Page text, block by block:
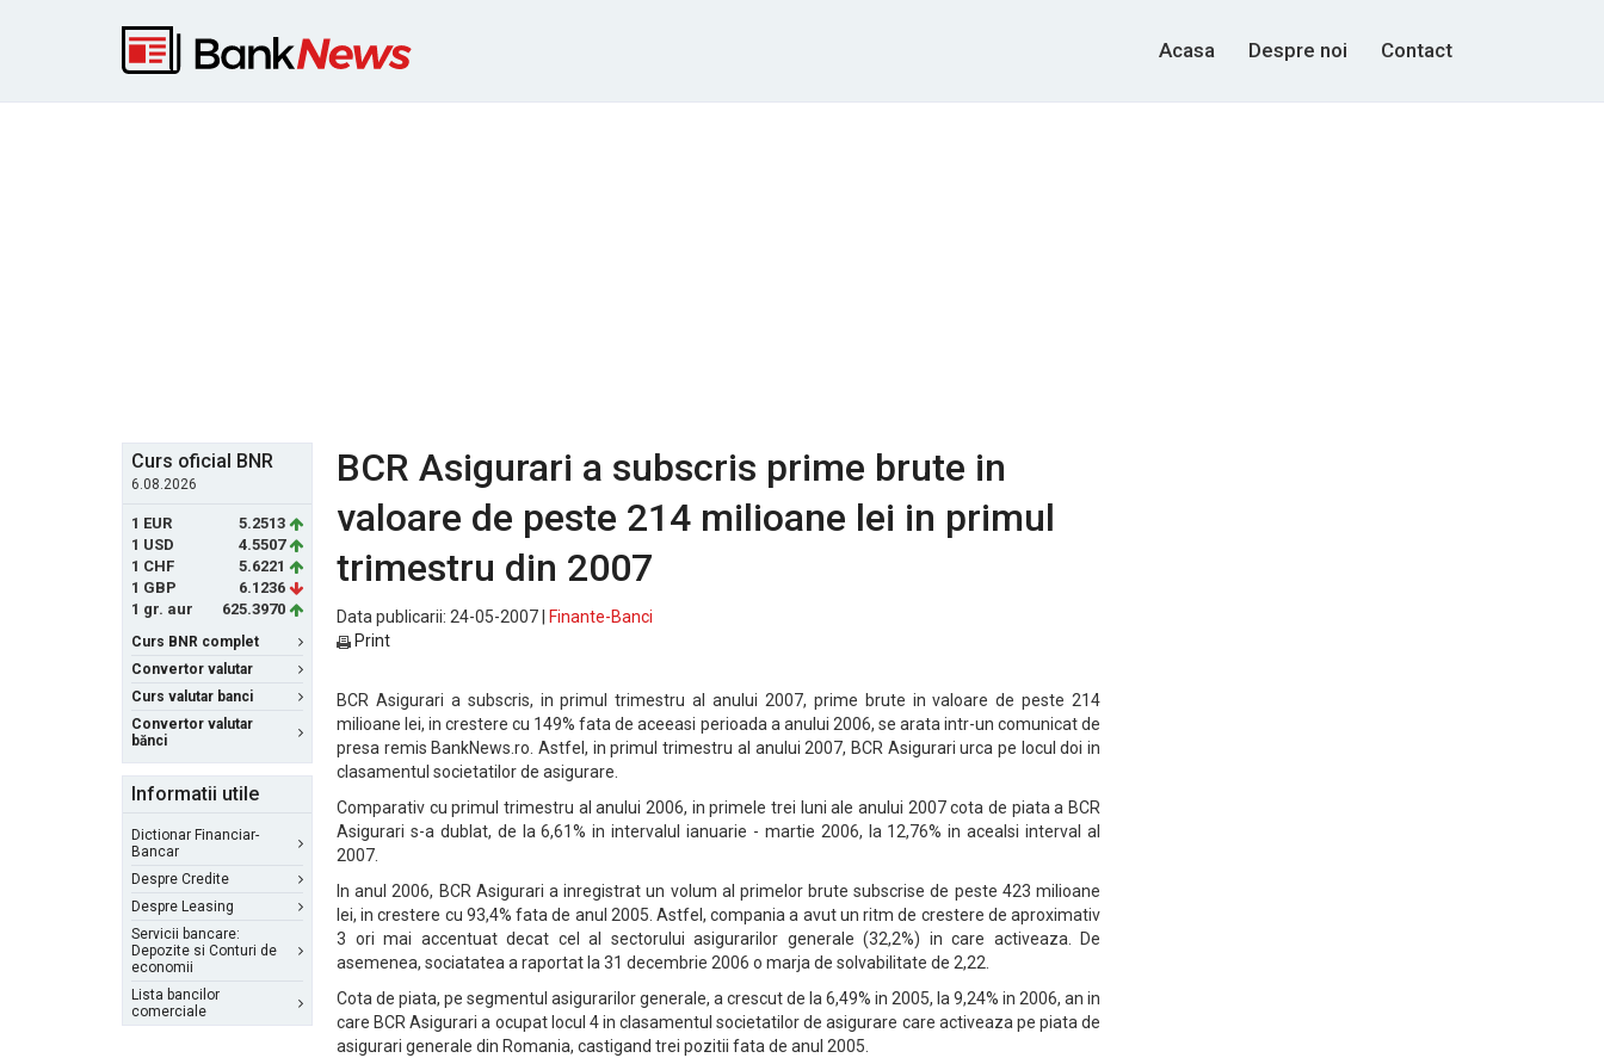
Acasa Despre noi Contact
Curs oficial BNR
6.08.2026
1 EUR
5.2513
1 USD
4.5507
1 CHF
5.6221
1 GBP
6.1236
1 gr. aur
625.3970
Curs BNR complet
Convertor valutar
Curs valutar banci
Convertor valutar
bănci
Informatii utile
Dictionar Financiar-
Bancar
Despre Credite
Despre Leasing
Servicii bancare:
Depozite si Conturi de
economii
Lista bancilor
comerciale
BCR Asigurari a subscris prime brute in
valoare de peste 214 milioane lei in primul
trimestru din 2007
Data publicarii: 24-05-2007 |
Finante-Banci
Print
BCR Asigurari a subscris, in primul trimestru al anului 2007, prime brute in valoare de peste 214
milioane lei, in crestere cu 149% fata de aceeasi perioada a anului 2006, se arata intr-un comunicat de
presa remis BankNews.ro. Astfel, in primul trimestru al anului 2007, BCR Asigurari urca pe locul doi in
clasamentul societatilor de asigurare.
Comparativ cu primul trimestru al anului 2006, in primele trei luni ale anului 2007 cota de piata a BCR
Asigurari s-a dublat, de la 6,61% in intervalul ianuarie - martie 2006, la 12,76% in acealsi interval al
2007.
In anul 2006, BCR Asigurari a inregistrat un volum al primelor brute subscrise de peste 423 milioane
lei, in crestere cu 93,4% fata de anul 2005. Astfel, compania a avut un ritm de crestere de aproximativ
3 ori mai accentuat decat cel al sectorului asigurarilor generale (32,2%) in care activeaza. De
asemenea, sociatatea a raportat la 31 decembrie 2006 o marja de solvabilitate de 2,22.
Cota de piata, pe segmentul asigurarilor generale, a crescut de la 6,49% in 2005, la 9,24% in 2006, an in
care BCR Asigurari a ocupat locul 4 in clasamentul societatilor de asigurare care activeaza pe piata de
asigurari generale din Romania, castigand trei pozitii fata de anul 2005.